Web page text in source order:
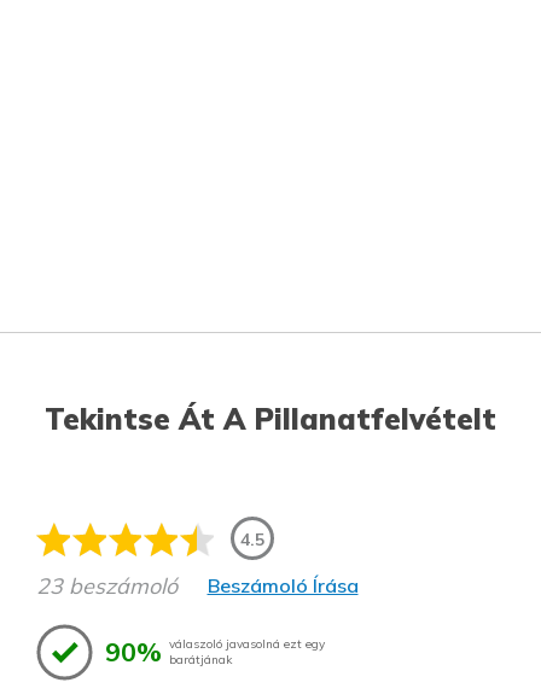
Tekintse Át A Pillanatfelvételt
4.5
23 beszámoló Beszámoló Írása
90% válaszoló javasolná ezt egy
barátjának